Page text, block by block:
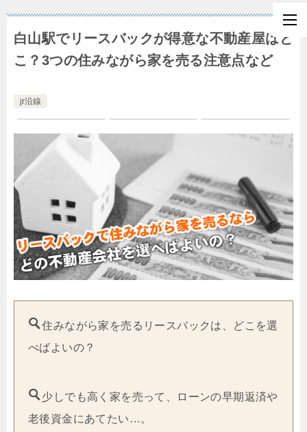
白山駅でリースバックが得意な不動産屋はど
こ？3つの住みながら家を売る注意点など
jr沿線
住みながら家を売るリースバックは、どこを選
べばよいの？
少しでも高く家を売って、ローンの早期返済や
老後資金にあてたい…。